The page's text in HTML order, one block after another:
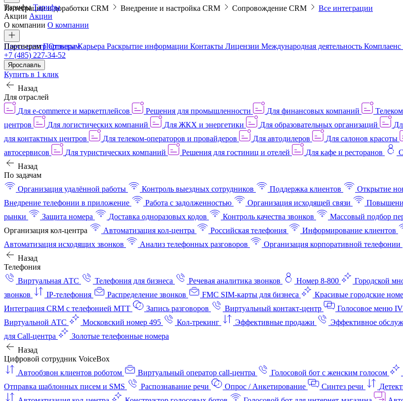
Интеграции и доработки CRM Внедрение и настройка CRM Сопровождение CRM Все интеграции
ТарифыТарифы
Акции Акции
О компании О компании
Пресс-центрОтзывыКарьера Раскрытие информации Контакты Лицензии Международная деятельность Комплаенс
ПартнерамПартнерам
+7 (485) 227-34-52
Ярославль
Купить в 1 клик
Назад
Для отраслей
Для e-commerce и маркетплейсов
Решения для промышленности Для финансовых компаний
центров
Для логистических компаний Для ЖКХ и энергетики Для образовательных организаций
для контактных центров
Для телеком-операторов и провайдеров Для автодилеров Для салонов красоты
автосервисов
Для туристических компаний Решения для гостиниц и отелей Для кафе и ресторанов
Назад
По задачам
Организация удалённой работы
Контроль выездных сотрудников Поддержка клиентов Открытие
Внедрение телефонии в приложение
Работа с задолженностью Организация исходящей связи
рынки
Защита номера Доставка одноразовых кодов Контроль качества звонков Массовый подбор
Организация кол-центра
Автоматизация кол-центра Российская телефония Информирование клиентов
Автоматизация исходящих звонков
Анализ телефонных разговоров Организация корпоративной телефонии
Назад
Телефония
Виртуальная АТС
Телефония для бизнеса Речевая аналитика звонков Номер 8-800 Городской
звонков
IP-телефония Распределение звонков FMC SIM-карты для бизнеса Красивые городские
Интеграция CRM с телефонией МТТ
Запись разговоров Виртуальный контакт‑центр Голосовое меню
Виртуальной АТС
Московский номер 495 Кол-трекинг Эффективные продажи Эффективное
для Call-центра
Золотые телефонные номера
Назад
Цифровой сотрудник VoiceBox
Автообзвон клиентов роботом
Виртуальный оператор call-центра Голосовой бот с женским голосом
Отправка шаблонных писем и SMS
Распознавание речи Опрос / Анкетирование Синтез речи